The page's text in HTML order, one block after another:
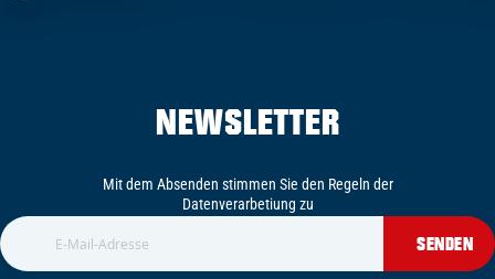
NEWSLETTER
Mit dem Absenden stimmen Sie den Regeln der
Datenverarbetiung zu
SENDEN